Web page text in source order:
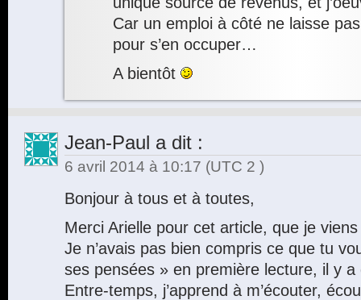
Car un emploi à côté ne laisse
pour s’en occuper…
A bientôt
Jean-Paul a dit :
6 avril 2014 à 10:17 (UTC 2 )
Bonjour à tous et à toutes,
Merci Arielle pour cet article, que je
Je n’avais pas bien compris ce que tu
ses pensées » en première lecture, il y
Entre-temps, j’apprend à m’écouter,